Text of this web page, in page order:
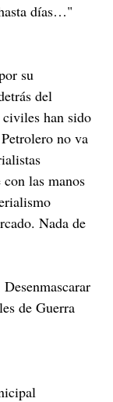
días…"
su
del
han sido
no va
con las manos
Nada de
de Guerra